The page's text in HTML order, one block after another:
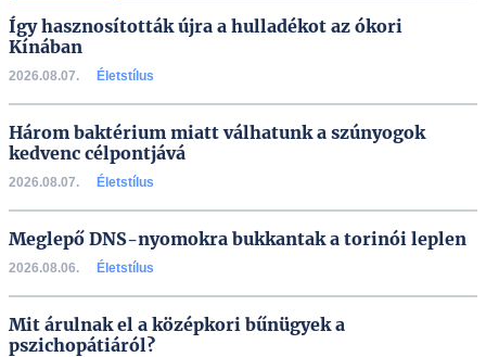
Így hasznosították újra a hulladékot az ókori
Kínában
2026.08.07. Életstílus
Három baktérium miatt válhatunk a szúnyogok
kedvenc célpontjává
2026.08.07. Életstílus
Meglepő DNS-nyomokra bukkantak a torinói leplen
2026.08.06. Életstílus
Mit árulnak el a középkori bűnügyek a
pszichopátiáról?